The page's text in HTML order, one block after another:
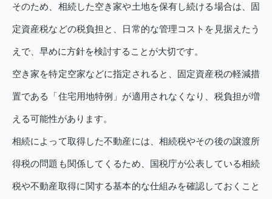
そのため、相続した空き家や土地を保有し続ける場合は、固
定資産税などの税負担と、日常的な管理コストを見据えたう
えで、早めに方針を検討することが大切です。
空き家を特定空家などに指定されると、固定資産税の軽減措
置である「住宅用地特例」が適用されなくなり、税負担が増
える可能性があります。
相続によって取得した不動産には、相続税やその後の譲渡所
得税の問題も関係してくるため、国税庁が公表している相続
税や不動産取得に関する基本的な仕組みを確認しておくこと